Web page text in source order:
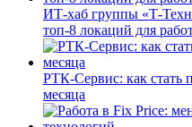
ИТ-хаб группы «Т-
топ-8 локаций для
РТК-Сервис: как стать
месяца